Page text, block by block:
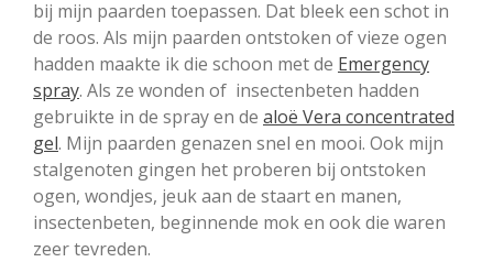
bij mijn paarden toepassen. Dat bleek een schot in
de roos. Als mijn paarden ontstoken of vieze ogen
hadden maakte ik die schoon met de Emergency
spray. Als ze wonden of insectenbeten hadden
gebruikte in de spray en de aloë Vera concentrated
gel. Mijn paarden genazen snel en mooi. Ook mijn
stalgenoten gingen het proberen bij ontstoken
ogen, wondjes, jeuk aan de staart en manen,
insectenbeten, beginnende mok en ook die waren
zeer tevreden.